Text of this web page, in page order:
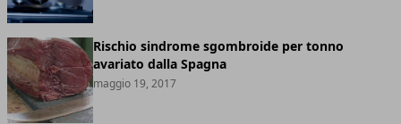
Rischio sindrome sgombroide per tonno
avariato dalla Spagna
maggio 19, 2017